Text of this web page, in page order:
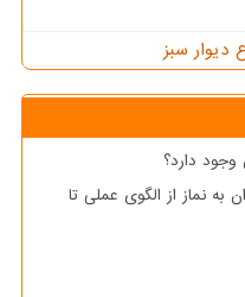
دیوار سبز
وجود دارد؟
به نماز از الگوی عملی تا